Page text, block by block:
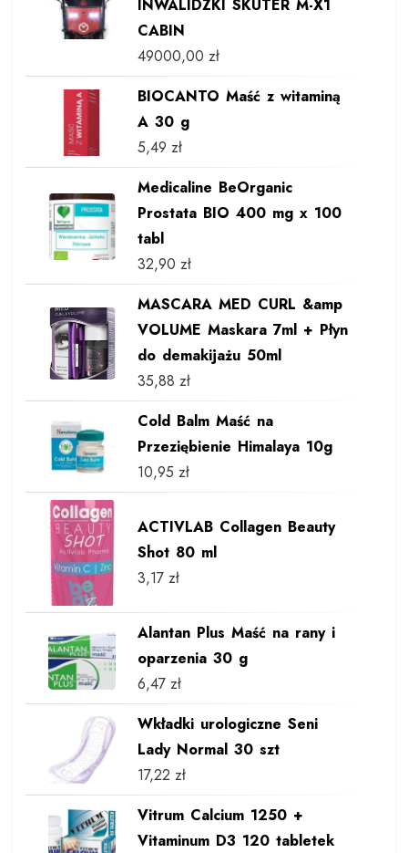
INWALIDZKI SKUTER M-X1
CABIN
49000,00 zł
BIOCANTO Maść z witaminą
A 30 g
5,49 zł
Medicaline BeOrganic
Prostata BIO 400 mg x 100
tabl
32,90 zł
MASCARA MED CURL &amp
VOLUME Maskara 7ml + Płyn
do demakijażu 50ml
35,88 zł
Cold Balm Maść na
Przeziębienie Himalaya 10g
10,95 zł
ACTIVLAB Collagen Beauty
Shot 80 ml
3,17 zł
Alantan Plus Maść na rany i
oparzenia 30 g
6,47 zł
Wkładki urologiczne Seni
Lady Normal 30 szt
17,22 zł
Vitrum Calcium 1250 +
Vitaminum D3 120 tabletek